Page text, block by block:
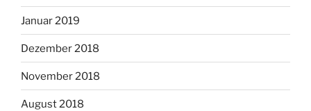
Januar 2019
Dezember 2018
November 2018
August 2018